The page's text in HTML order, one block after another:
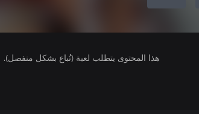
هذا المحتوى يتطلب لعبة (تُباع بشكل منفصل).